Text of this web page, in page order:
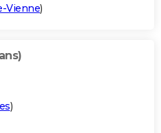
Vienne)
)